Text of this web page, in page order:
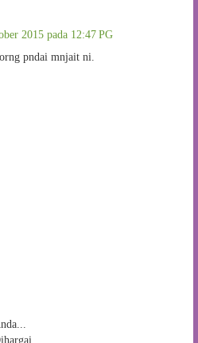
2015 pada 12:47 PG
pndai mnjait ni.